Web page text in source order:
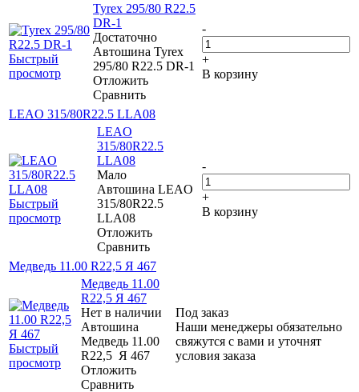
Быстрый
просмотр
Tyrex 295/80 R22.5
DR-1
Достаточно
Автошина Tyrex
295/80 R22.5 DR-1
Отложить
Сравнить
-
+
В корзину
LEAO 315/80R22.5 LLA08
Быстрый
просмотр
LEAO
315/80R22.5
LLA08
Мало
Автошина LEAO
315/80R22.5
LLA08
Отложить
Сравнить
-
+
В корзину
Медведь 11.00 R22,5 Я 467
Быстрый
просмотр
Медведь 11.00
R22,5 Я 467
Нет в наличии
Автошина
Медведь 11.00
R22,5 Я 467
Отложить
Сравнить
Под заказ
Наши менеджеры обязательно
свяжутся с вами и уточнят
условия заказа